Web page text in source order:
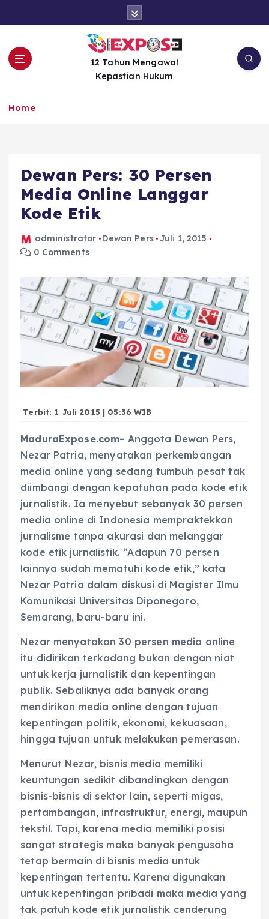
12 Tahun Mengawal
Kepastian Hukum
Home
Dewan Pers: 30 Persen
Media Online Langgar
Kode Etik
administrator Dewan Pers Juli 1, 2015
0 Comments
Terbit: 1 Juli 2015 | 05:36 WIB
MaduraExpose.com- Anggota Dewan Pers,
Nezar Patria, menyatakan perkembangan
media online yang sedang tumbuh pesat tak
diimbangi dengan kepatuhan pada kode etik
jurnalistik. Ia menyebut sebanyak 30 persen
media online di Indonesia mempraktekkan
jurnalisme tanpa akurasi dan melanggar
kode etik jurnalistik. “Adapun 70 persen
lainnya sudah mematuhi kode etik,” kata
Nezar Patria dalam diskusi di Magister Ilmu
Komunikasi Universitas Diponegoro,
Semarang, baru-baru ini.
Nezar menyatakan 30 persen media online
itu didirikan terkadang bukan dengan niat
untuk kerja jurnalistik dan kepentingan
publik. Sebaliknya ada banyak orang
mendirikan media online dengan tujuan
kepentingan politik, ekonomi, kekuasaan,
hingga tujuan untuk melakukan pemerasan.
Menurut Nezar, bisnis media memiliki
keuntungan sedikit dibandingkan dengan
bisnis-bisnis di sektor lain, seperti migas,
pertambangan, infrastruktur, energi, maupun
tekstil. Tapi, karena media memiliki posisi
sangat strategis maka banyak pengusaha
tetap bermain di bisnis media untuk
kepentingan tertentu. Karena digunakan
untuk kepentingan pribadi maka media yang
tak patuh kode etik jurnalistik cenderung